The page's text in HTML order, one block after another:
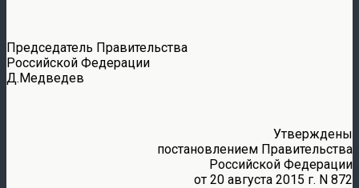
Председатель Правительства
Российской Федерации
Д.Медведев
Утверждены
постановлением Правительства
Российской Федерации
от 20 августа 2015 г. N 872